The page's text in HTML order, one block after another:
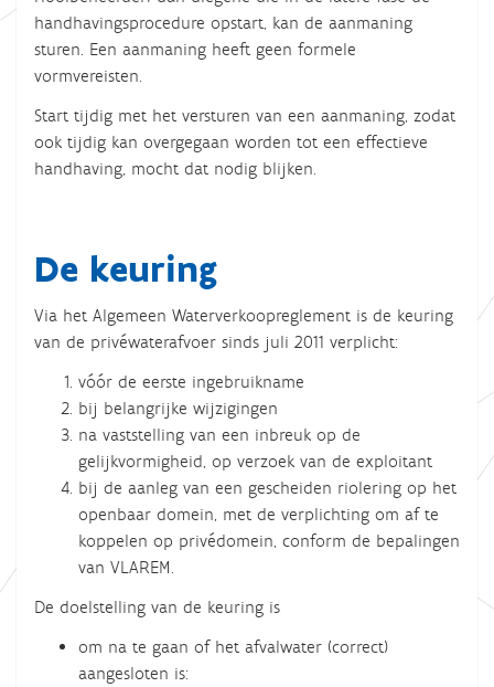
handhavingsprocedure opstart, kan de aanmaning
sturen. Een aanmaning heeft geen formele
vormvereisten.
Start tijdig met het versturen van een aanmaning, zodat
ook tijdig kan overgegaan worden tot een effectieve
handhaving, mocht dat nodig blijken.
De keuring
Via het Algemeen Waterverkoopreglement is de keuring
van de privéwaterafvoer sinds juli 2011 verplicht:
vóór de eerste ingebruikname
bij belangrijke wijzigingen
na vaststelling van een inbreuk op de
gelijkvormigheid, op verzoek van de exploitant
bij de aanleg van een gescheiden riolering op het
openbaar domein, met de verplichting om af te
koppelen op privédomein, conform de bepalingen
van VLAREM.
De doelstelling van de keuring is
om na te gaan of het afvalwater (correct)
aangesloten is: